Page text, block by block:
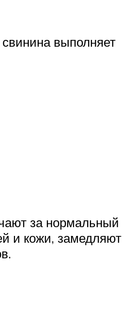
выполняет
за нормальный
и кожи, замедляют